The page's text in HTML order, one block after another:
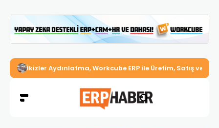
İkizler Aydınlatma, Workcube ERP ile Üretim, Satış ve